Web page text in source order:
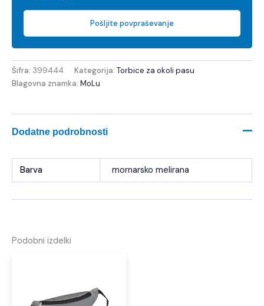
Pošljite povpraševanje
Šifra: 399444 Kategorija: Torbice za okoli pasu
Blagovna znamka: MoLu
Dodatne podrobnosti
Barva mornarsko melirana
Podobni izdelki